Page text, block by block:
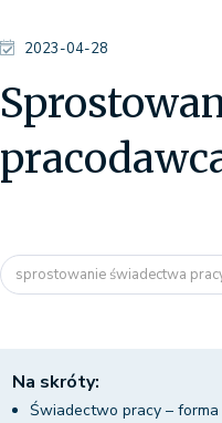
2023-04-28
sprostowanie świadectwa
Na skróty:
Świadectwo pracy –